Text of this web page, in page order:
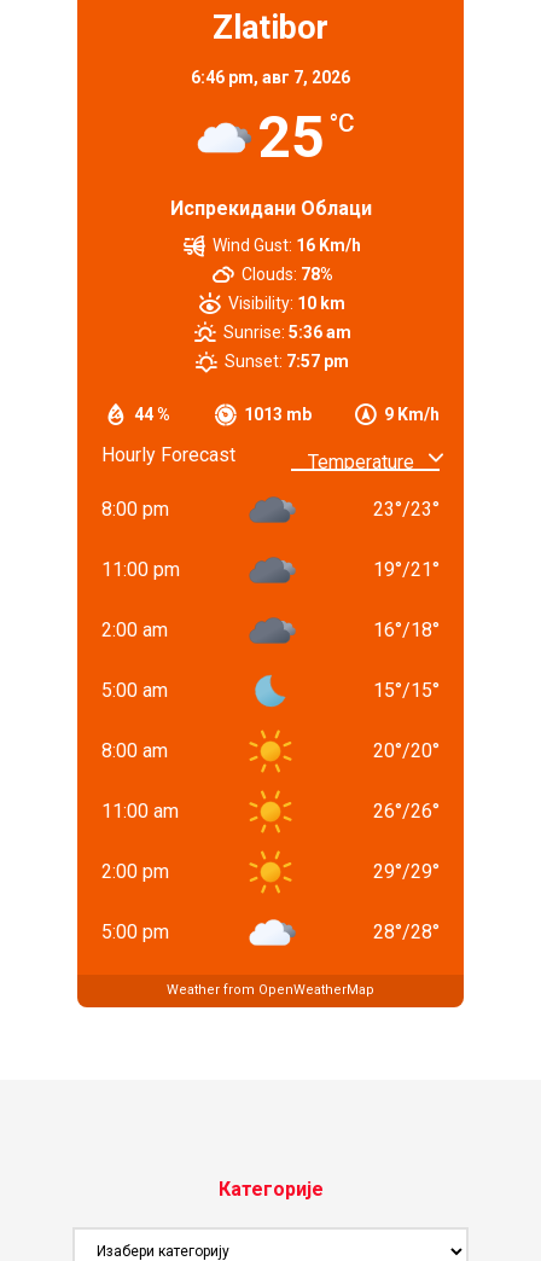
Zlatibor
6:46 pm, авг 7, 2026
25 °C
Испрекидани Облаци
44 % 1013 mb 9 Km/h
Wind Gust: 16 Km/h
Clouds: 78%
Visibility: 10 km
Sunrise: 5:36 am
Sunset: 7:57 pm
Hourly Forecast
8:00 pm 23°/23°
11:00 pm 19°/21°
2:00 am 16°/18°
5:00 am 15°/15°
8:00 am 20°/20°
11:00 am 26°/26°
2:00 pm 29°/29°
5:00 pm 28°/28°
Weather from OpenWeatherMap
Категорије